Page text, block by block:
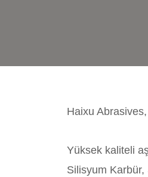
Haixu
Yüksek kaliteli
Silisyum